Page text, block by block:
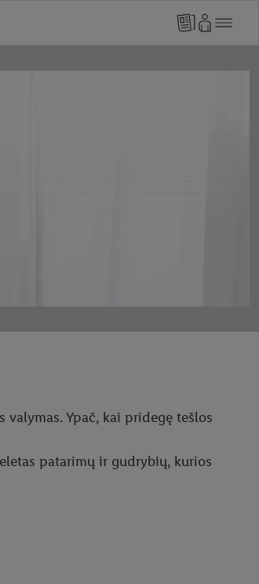
Ypač, kai pridegę tešlos
patarimų ir gudrybių, kurios